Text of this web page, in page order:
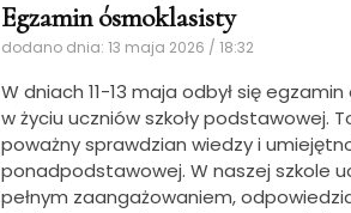
Egzamin ósmoklasisty
dodano dnia: 13 maja 2026 / 18:32
W dniach 11-13 maja odbył się
w życiu uczniów szkoły podstawowej.
poważny sprawdzian wiedzy i
ponadpodstawowej. W naszej szkole
pełnym zaangażowaniem,